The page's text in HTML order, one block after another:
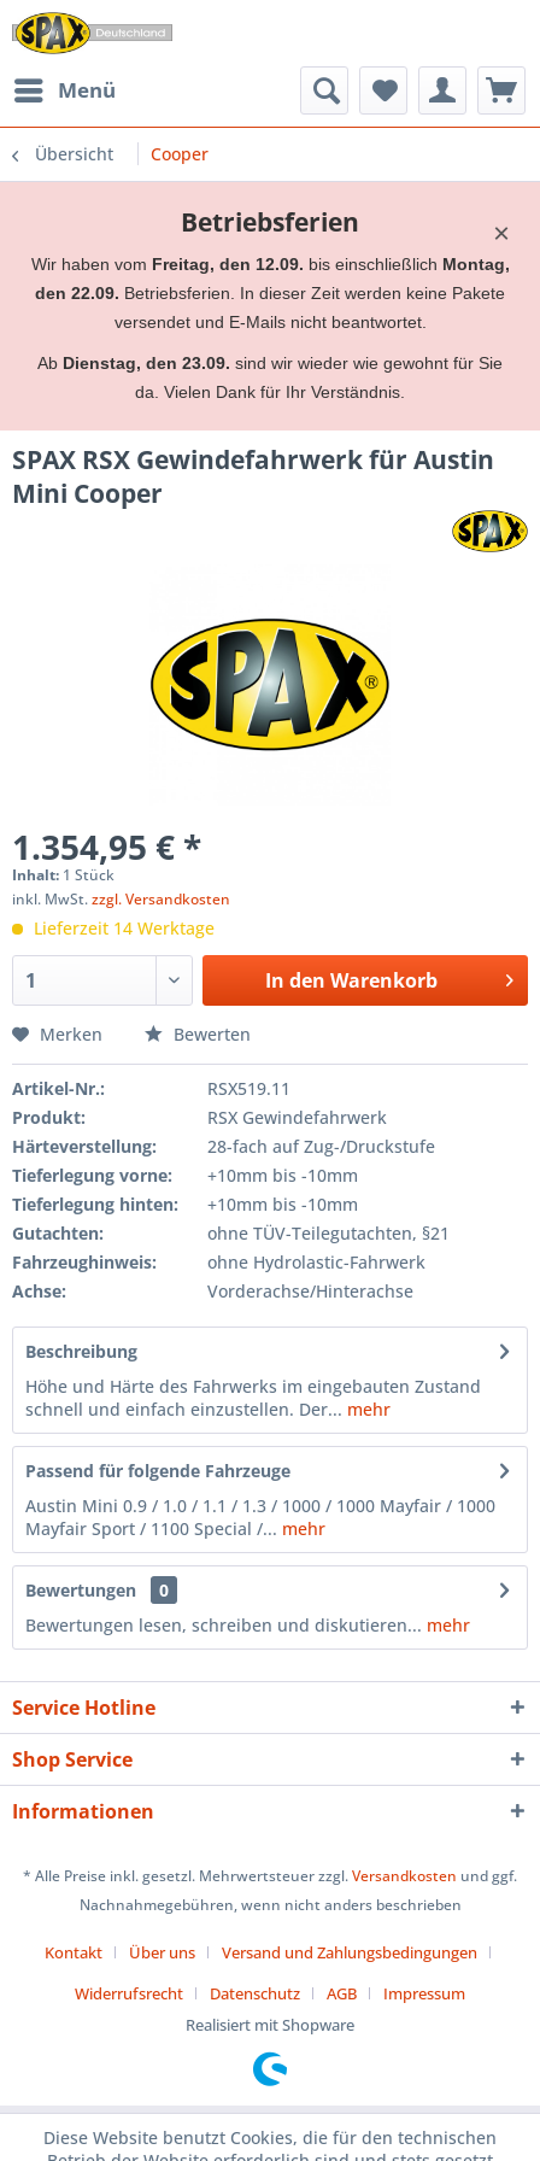
Menü
Übersicht Cooper
×
Betriebsferien
Wir haben vom Freitag, den 12.09. bis einschließlich Montag,
den 22.09. Betriebsferien. In dieser Zeit werden keine Pakete
versendet und E-Mails nicht beantwortet.
Ab Dienstag, den 23.09. sind wir wieder wie gewohnt für Sie
da. Vielen Dank für Ihr Verständnis.
SPAX RSX Gewindefahrwerk für Austin
Mini Cooper
1.354,95 € *
Inhalt: 1 Stück
inkl. MwSt.zzgl. Versandkosten
Lieferzeit 14 Werktage
In den Warenkorb
Merken Bewerten
Artikel-Nr.:
RSX519.11
Produkt:
RSX Gewindefahrwerk
Härteverstellung:
28-fach auf Zug-/Druckstufe
Tieferlegung vorne:
+10mm bis -10mm
Tieferlegung hinten:
+10mm bis -10mm
Gutachten:
ohne TÜV-Teilegutachten, §21
Fahrzeughinweis:
ohne Hydrolastic-Fahrwerk
Achse:
Vorderachse/Hinterachse
Beschreibung
Höhe und Härte des Fahrwerks im eingebauten Zustand
schnell und einfach einzustellen. Der... mehr
Passend für folgende Fahrzeuge
Austin Mini 0.9 / 1.0 / 1.1 / 1.3 / 1000 / 1000 Mayfair / 1000
Mayfair Sport / 1100 Special /... mehr
Bewertungen
0
Bewertungen lesen, schreiben und diskutieren... mehr
Service Hotline
Shop Service
Informationen
* Alle Preise inkl. gesetzl. Mehrwertsteuer zzgl.Versandkosten und ggf.
Nachnahmegebühren, wenn nicht anders beschrieben
Kontakt Über uns
Versand und Zahlungsbedingungen
Widerrufsrecht
Datenschutz AGB
Impressum
Realisiert mit Shopware
Diese Website benutzt Cookies, die für den technischen